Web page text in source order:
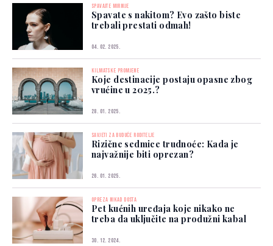
SPAVAJTE MIRNIJE
Spavate s nakitom? Evo zašto biste
trebali prestati odmah!
04. 02. 2025.
KILMATSKE PROMJENE
Koje destinacije postaju opasne zbog
vrućine u 2025.?
28. 01. 2025.
SAVJETI ZA BUDUĆE RODITELJE
Rizične sedmice trudnoće: Kada je
najvažnije biti oprezan?
26. 01. 2025.
OPREZA NIKAD DOSTA
Pet kućnih uređaja koje nikako ne
treba da uključite na produžni kabal
30. 12. 2024.